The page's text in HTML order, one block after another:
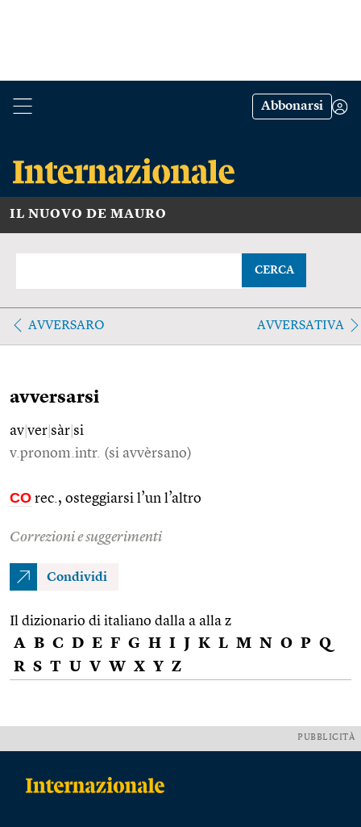
Abbonarsi
IL NUOVO DE MAURO
CERCA
AVVERSARO AVVERSATIVA
avversarsi
av ver sàr si
v.pronom.intr. (si avvèrsano)
CO rec., osteggiarsi l’un l’altro
Correzioni e suggerimenti
Condividi
Il dizionario di italiano dalla a alla z
A B C D E F G H I J K L M N O P Q
R S T U V W X Y Z
PUBBLICITÀ